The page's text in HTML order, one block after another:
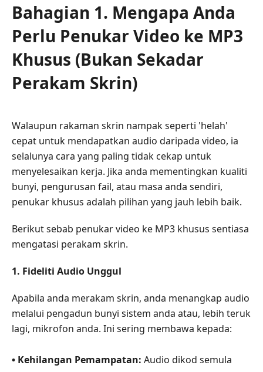
Perlu
Penukar
Video
MP3
Khusus
6
Penukar
Video
ke
MP3
Terbaik
3.
Tukar
ke
Tanpa
Hilang
Kualiti
Bahagian
Bahagian 1. Mengapa Anda
Perlu Penukar Video ke MP3
Khusus (Bukan Sekadar
Perakam Skrin)
Walaupun rakaman skrin nampak seperti 'helah'
cepat untuk mendapatkan audio daripada video, ia
selalunya cara yang paling tidak cekap untuk
menyelesaikan kerja. Jika anda mementingkan kualiti
bunyi, pengurusan fail, atau masa anda sendiri,
penukar khusus adalah pilihan yang jauh lebih baik.
Berikut sebab penukar video ke MP3 khusus sentiasa
mengatasi perakam skrin.
1. Fideliti Audio Unggul
Apabila anda merakam skrin, anda menangkap audio
melalui pengadun bunyi sistem anda atau, lebih teruk
lagi, mikrofon anda. Ini sering membawa kepada:
• Kehilangan Pemampatan: Audio dikod semula